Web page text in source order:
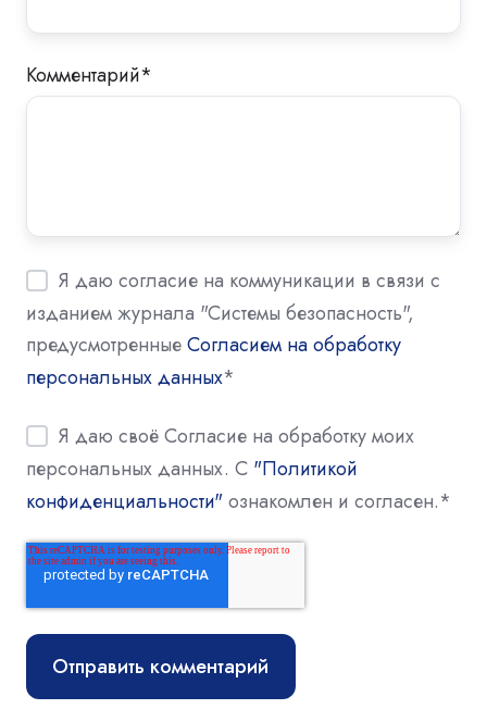
Комментарий*
Я даю согласие на коммуникации в связи с
изданием журнала "Системы безопасность",
предусмотренныеСогласием на обработку
персональных данных*
Я даю своё Согласие на обработку моих
персональных данных. С "Политикой
конфиденциальности"ознакомлен и согласен.*